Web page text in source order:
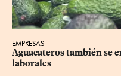
EMPRESAS
Aguacateros también se
laborales